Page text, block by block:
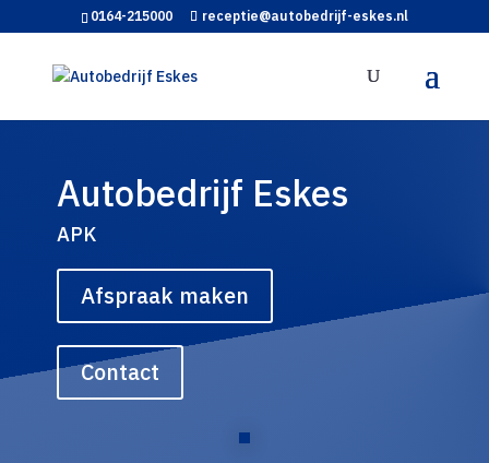
0164-215000 receptie@autobedrijf-eskes.nl
Autobedrijf Eskes
APK
Afspraak maken
Contact